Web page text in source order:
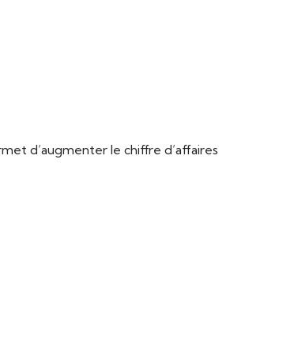
d’augmenter le chiffre d’affaires